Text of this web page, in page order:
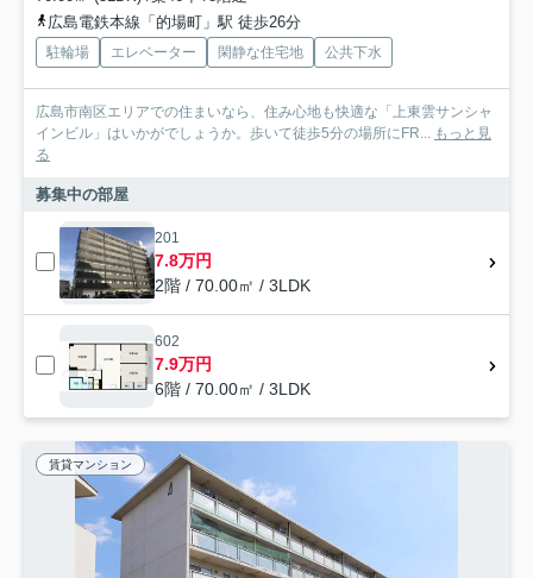
広島電鉄本線「的場町」駅 徒歩26分
駐輪場 エレベーター 閑静な住宅地 公共下水
広島市南区エリアでの住まいなら、住み心地も快適な「上東雲サンシャ
インビル」はいかがでしょうか。歩いて徒歩5分の場所にFR... もっと見
る
募集中の部屋
201
7.8万円
2階 / 70.00㎡ / 3LDK
602
7.9万円
6階 / 70.00㎡ / 3LDK
賃貸マンション